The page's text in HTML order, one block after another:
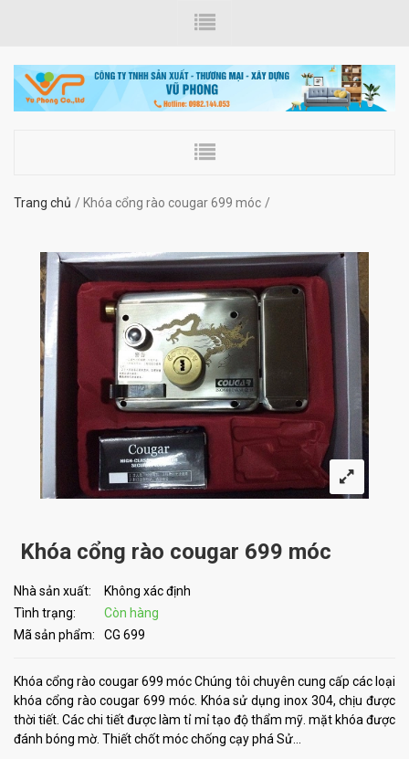
Trang chủ Khóa cổng rào cougar 699 móc
Khóa cổng rào cougar 699 móc
Nhà sản xuất:
Không xác định
Tình trạng:
Còn hàng
Mã sản phẩm:
CG 699
Khóa cổng rào cougar 699 móc Chúng tôi chuyên cung cấp các loại
khóa cổng rào cougar 699 móc. Khóa sử dụng inox 304, chịu được
thời tiết. Các chi tiết được làm tỉ mỉ tạo độ thẩm mỹ. mặt khóa được
đánh bóng mờ. Thiết chốt móc chống cạy phá Sử...